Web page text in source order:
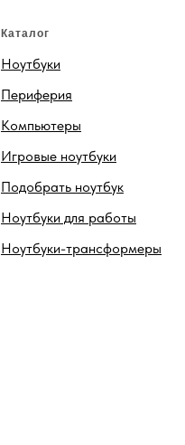
Каталог
Ноутбуки
Периферия
Компьютеры
Игровые ноутбуки
Подобрать ноутбук
Ноутбуки для работы
Ноутбуки-трансформеры